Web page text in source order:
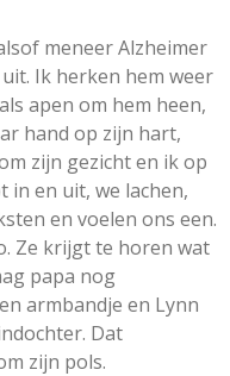
meneer Alzheimer
Ik herken hem weer
apen om hem heen,
hand op zijn hart,
zijn gezicht en ik op
in en uit, we lachen,
en voelen ons een.
Ze krijgt te horen wat
papa nog
armbandje en Lynn
Dat
zijn pols.